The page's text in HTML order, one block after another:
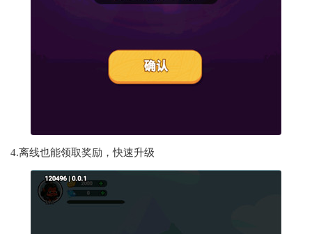
4.离线也能领取奖励，快速升级